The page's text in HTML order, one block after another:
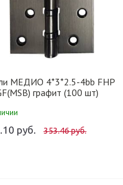
МЕДИО 4*3*2.5-4bb FHP
графит (100 шт)
руб. 353.46 руб.